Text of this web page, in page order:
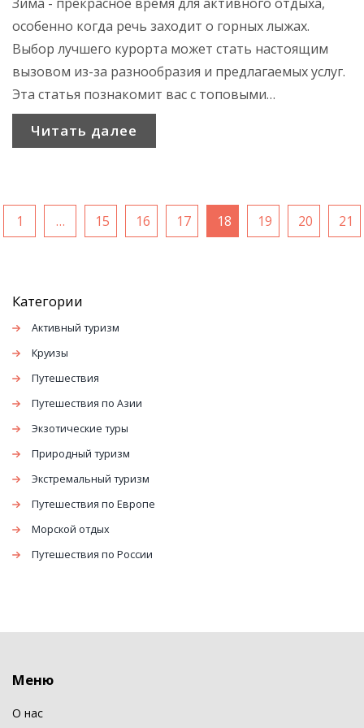
особенно когда речь заходит о горных лыжах.
Выбор лучшего курорта может стать настоящим
вызовом из-за разнообразия и предлагаемых услуг.
Эта статья познакомит вас с топовыми
горнолыжными направлениями, предоставлением
информации о лучших курортах для начинающих и
где каждая минута будет наполнена зимней магией.
Читать далее
1 … 15 16 17 18 19 20 21
Категории
Активный туризм
Круизы
Путешествия
Путешествия по Азии
Экзотические туры
Природный туризм
Экстремальный туризм
Путешествия по Европе
Морской отдых
Путешествия по России
Меню
О нас